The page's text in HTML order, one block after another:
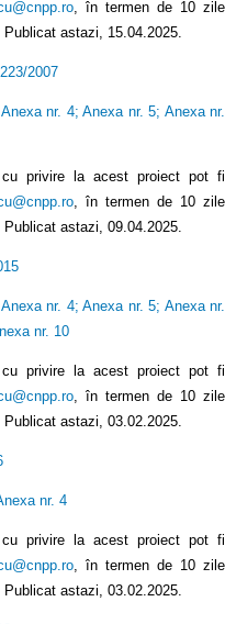
, în termen de 10 zile
astazi, 15.04.2025.
2007
Anexa nr. 4;Anexa nr. 5; Anexa nr.
privire la acest proiect pot fi
, în termen de 10 zile
astazi, 09.04.2025.
Anexa nr. 4;Anexa nr. 5; Anexa nr.
nr. 10
privire la acest proiect pot fi
, în termen de 10 zile
astazi, 03.02.2025.
nr. 4
cu privire la acest proiect pot fi
, în termen de 10 zile
astazi, 03.02.2025.